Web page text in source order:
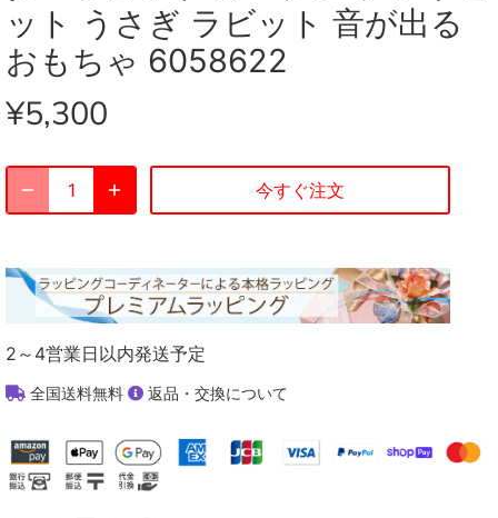
ット うさぎ ラビット 音が出る
おもちゃ 6058622
¥5,300
今すぐ注文
2～4営業日以内発送予定
全国送料無料 返品・交換について